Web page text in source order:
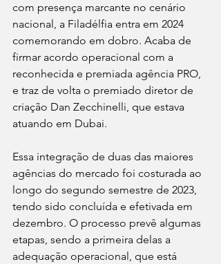
com presença marcante no cenário
nacional, a Filadélfia entra em 2024
comemorando em dobro. Acaba de
firmar acordo operacional com a
reconhecida e premiada agência PRO,
e traz de volta o premiado diretor de
criação Dan Zecchinelli, que estava
atuando em Dubai.
Essa integração de duas das maiores
agências do mercado foi costurada ao
longo do segundo semestre de 2023,
tendo sido concluída e efetivada em
dezembro. O processo prevê algumas
etapas, sendo a primeira delas a
adequação operacional, que está